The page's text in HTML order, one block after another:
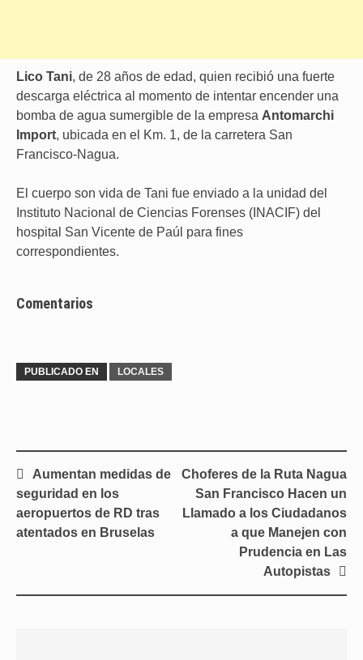
Lico Tani, de 28 años de edad, quien recibió una fuerte
descarga eléctrica al momento de intentar encender una
bomba de agua sumergible de la empresa Antomarchi
Import, ubicada en el Km. 1, de la carretera San
Francisco-Nagua.
El cuerpo son vida de Tani fue enviado a la unidad del
Instituto Nacional de Ciencias Forenses (INACIF) del
hospital San Vicente de Paúl para fines
correspondientes.
Comentarios
PUBLICADO EN LOCALES
Navegación
de
entradas
Aumentan medidas de
seguridad en los
aeropuertos de RD tras
atentados en Bruselas
Choferes de la Ruta Nagua
San Francisco Hacen un
Llamado a los Ciudadanos
a que Manejen con
Prudencia en Las
Autopistas